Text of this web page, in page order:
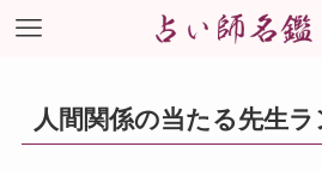
人間関係の当たる先生